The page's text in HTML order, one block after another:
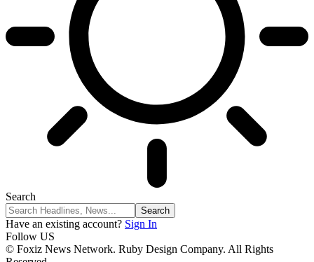
Search
Have an existing account? Sign In
Follow US
© Foxiz News Network. Ruby Design Company. All Rights